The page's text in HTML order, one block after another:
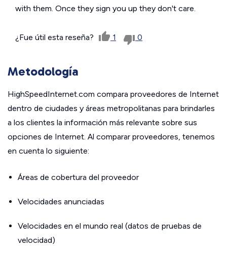
with them. Once they sign you up they don't care.
¿Fue útil esta reseña? 1 0
Metodología
HighSpeedInternet.com compara proveedores de Internet
dentro de ciudades y áreas metropolitanas para brindarles
a los clientes la información más relevante sobre sus
opciones de Internet. Al comparar proveedores, tenemos
en cuenta lo siguiente:
Áreas de cobertura del proveedor
Velocidades anunciadas
Velocidades en el mundo real (datos de pruebas de
velocidad)